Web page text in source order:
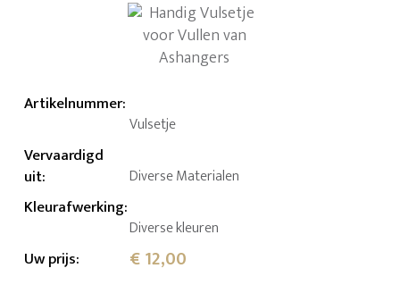
Artikelnummer:
Vulsetje
Vervaardigd
uit: Diverse Materialen
Kleurafwerking:
Diverse kleuren
Uw prijs: € 12,00